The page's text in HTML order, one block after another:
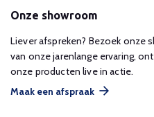
Onze showroom
Liever afspreken? Bezoek onze
van onze jarenlange ervaring,
onze producten live in actie.
Maak een afspraak